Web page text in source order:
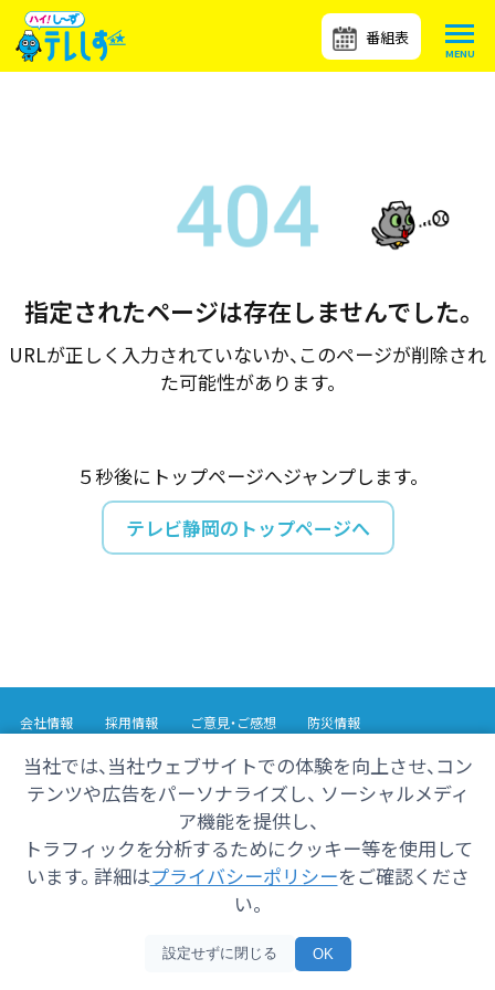
番組表
当社では、当社ウェブサイトでの体験を向上させ、コン
テンツや広告をパーソナライズし、 ソーシャルメディ
ア機能を提供し、
トラフィックを分析するためにクッキー等を使用して
います。 詳細はプライバシーポリシーをご確認くださ
い。
設定せずに閉じる OK
指定されたページは存在しませんでした。
URLが正しく入力されていないか、このページが削除され
た可能性があります。
５秒後にトップページへジャンプします。
テレビ静岡のトップページへ
会社情報 採用情報 ご意見・ご感想
防災情報
Copyright© 2025 SHIZUOKA TELECASTING Co.,Ltd.
All Rights Reserved.